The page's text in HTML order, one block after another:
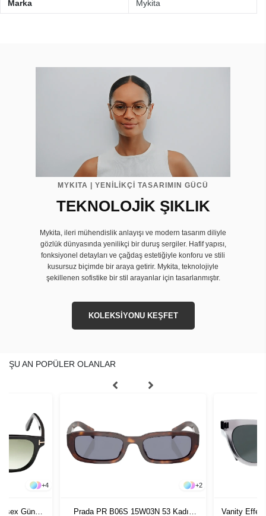
Marka Mykita
MYKITA | YENİLİKÇİ TASARIMIN GÜCÜ
TEKNOLOJİK ŞIKLIK
Mykita, ileri mühendislik anlayışı ve modern tasarım diliyle
gözlük dünyasında yenilikçi bir duruş sergiler. Hafif yapısı,
fonksiyonel detayları ve çağdaş estetiğiyle konforu ve stili
kusursuz biçimde bir araya getirir. Mykita, teknolojiyle
şekillenen sofistike bir stil arayanlar için tasarlanmıştır.
KOLEKSİYONU KEŞFET
ŞU AN POPÜLER OLANLAR
+4
Güneş
+2
Prada PR B06S 15W03N 53 Kadın Vanity